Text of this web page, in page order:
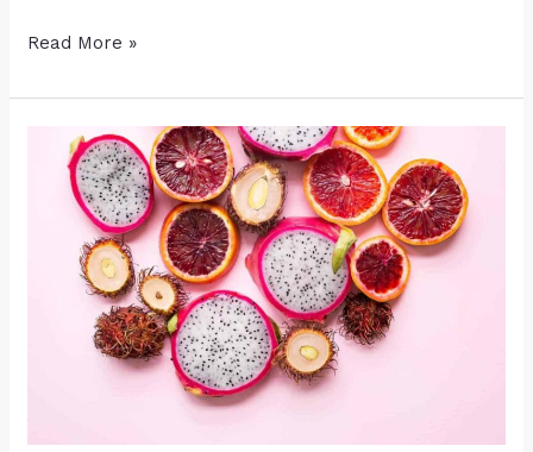
Yummy
Ideas
Read More »